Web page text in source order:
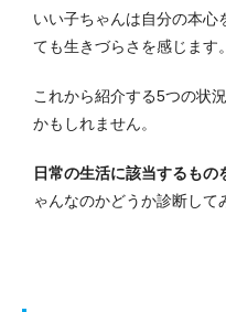
いい子ちゃんは自分の本心
ても生きづらさを感じます。
これから紹介する5つの状
かもしれません。
日常の生活に該当するもの
ゃんなのかどうか診断して